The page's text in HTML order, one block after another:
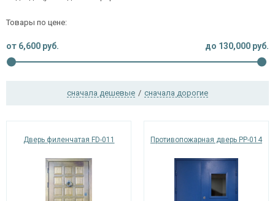
Покупателям
Ежедневно с 08:00 до 24:00
+7 (495) 409-24-70
Товары по цене:
от 6,600 руб. до 130,000 руб.
сначала дешевые / сначала дорогие
Дверь филенчатая FD-011 Противопожарная дверь PP-014